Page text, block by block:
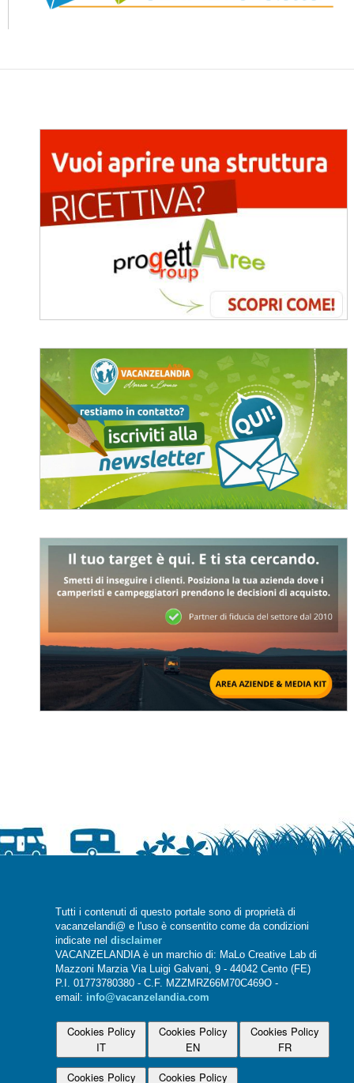
Tutti i contenuti di questo portale sono di proprietà di
vacanzelandi@ e l'uso è consentito come da condizioni
indicate nel disclaimer
VACANZELANDIA è un marchio di: MaLo Creative Lab di
Mazzoni Marzia Via Luigi Galvani, 9 - 44042 Cento (FE)
P.I. 01773780380 - C.F. MZZMRZ66M70C469O -
email: info@vacanzelandia.com
Cookies Policy
IT
Cookies Policy
EN
Cookies Policy
FR
Cookies Policy
Cookies Policy